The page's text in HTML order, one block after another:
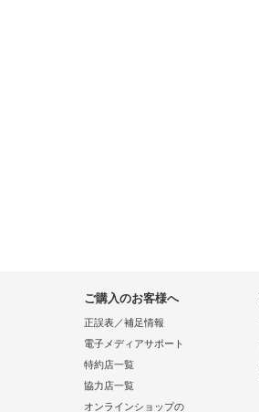
ご購入のお客様へ
正誤表／補足情報
電子メディアサポート
特約店一覧
協力店一覧
オンラインショップの